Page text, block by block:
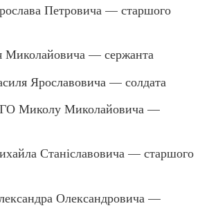
Петровича — старшого
— сержанта
Ярославовича — солдата
Миколу Миколайовича —
Станіславовича — старшого
Олександровича —